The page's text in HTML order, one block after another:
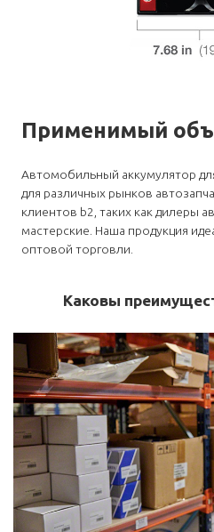
Применимый
Автомобильный аккумулятор
для различных рынков
клиентов b2, таких как дилеры
мастерские. Наша продукция
оптовой торговли.
Каковы